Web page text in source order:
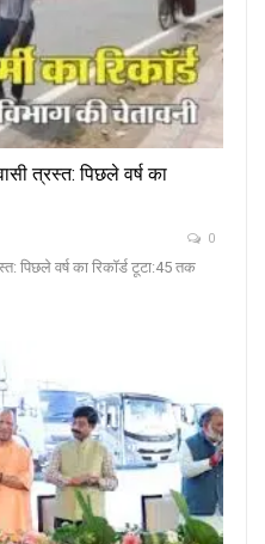
त्रस्त: पिछले वर्ष का
0
वर्ष का रिकॉर्ड टूटा:45 तक